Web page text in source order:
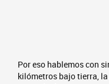
Por eso hablemos con
kilómetros bajo tierra,